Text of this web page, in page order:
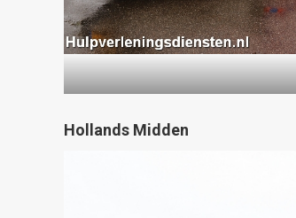
Hollands Midden